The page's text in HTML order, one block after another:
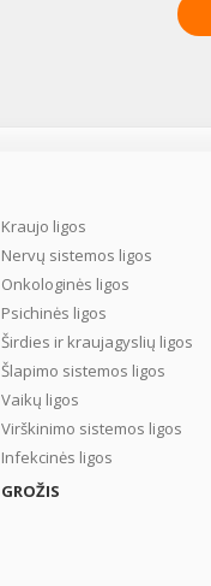
Kraujo ligos
Nervų sistemos ligos
Onkologinės ligos
Psichinės ligos
Širdies ir kraujagyslių ligos
Šlapimo sistemos ligos
Vaikų ligos
Virškinimo sistemos ligos
Infekcinės ligos
GROŽIS